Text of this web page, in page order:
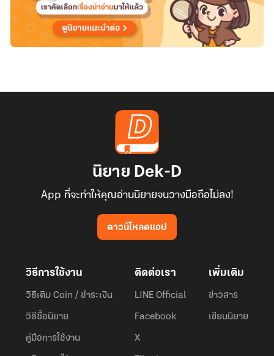
นิยาย Dek-D
App ที่จะทำให้คุณอ่านนิยายจนวางมือถือไม่ลง!
ดาวน์โหลดแอป
วิธีการใช้งาน
วิธีเติม Coin / ชำระเงิน
วิธีซื้อนิยาย
คู่มือการใช้งาน
ติดต่อเรา
LINE Official
Facebook
X
เพิ่มเติม
ข่าวสาร
เขียนนิยาย